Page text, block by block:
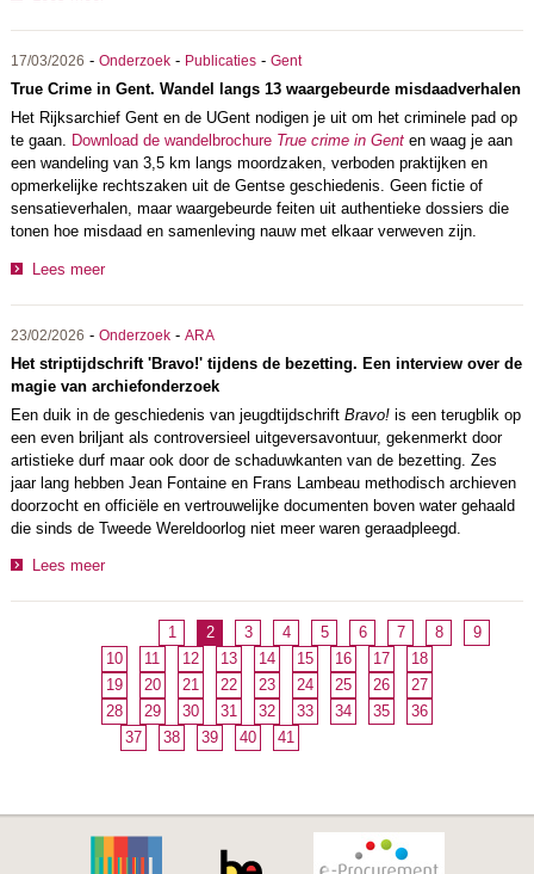
17/03/2026 - Onderzoek- Publicaties- Gent
True Crime in Gent. Wandel langs 13 waargebeurde misdaadverhalen
Het Rijksarchief Gent en de UGent nodigen je uit om het criminele pad op
te gaan.
Download de wandelbrochure True crime in Genten waag je aan
een wandeling van 3,5 km langs moordzaken, verboden praktijken en
opmerkelijke rechtszaken uit de Gentse geschiedenis. Geen fictie of
sensatieverhalen, maar waargebeurde feiten uit authentieke dossiers die
tonen hoe misdaad en samenleving nauw met elkaar verweven zijn.
Lees meer
23/02/2026 - Onderzoek- ARA
Het striptijdschrift 'Bravo!' tijdens de bezetting. Een interview over de
magie van archiefonderzoek
Een duik in de geschiedenis van jeugdtijdschrift Bravo!is een terugblik op
een even briljant als controversieel uitgeversavontuur, gekenmerkt door
artistieke durf maar ook door de schaduwkanten van de bezetting. Zes
jaar lang hebben Jean Fontaine en Frans Lambeau methodisch archieven
doorzocht en officiële en vertrouwelijke documenten boven water gehaald
die sinds de Tweede Wereldoorlog niet meer waren geraadpleegd.
Lees meer
1 2 3 4 5 6 7 8
9
10
11 12 13 14 15 16 17
18
19
20 21 22 23 24 25 26
27
28
29 30 31 32 33 34 35
36
37
38 39 40 41